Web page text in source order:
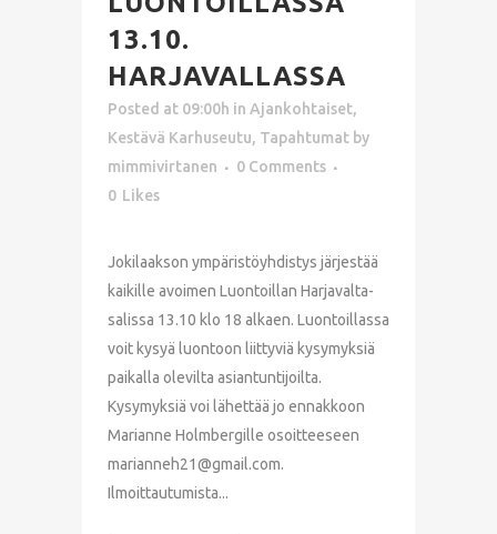
13.10.
HARJAVALLASSA
Posted at 09:00h in Ajankohtaiset,
Kestävä Karhuseutu, Tapahtumat by
mimmivirtanen
0 Comments
0 Likes
Jokilaakson ympäristöyhdistys järjestää
kaikille avoimen Luontoillan Harjavalta-
salissa 13.10 klo 18 alkaen. Luontoillassa
voit kysyä luontoon liittyviä kysymyksiä
paikalla olevilta asiantuntijoilta.
Kysymyksiä voi lähettää jo ennakkoon
Marianne Holmbergille osoitteeseen
marianneh21@gmail.com.
Ilmoittautumista...